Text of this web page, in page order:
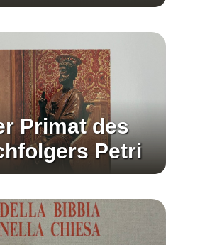
Primat des
Petri